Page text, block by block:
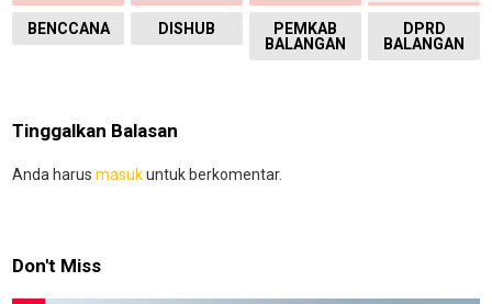
BENCCANA DISHUB
PEMKAB
BALANGAN
DPRD
BALANGAN
Tinggalkan Balasan
Anda harus masukuntuk berkomentar.
Don't Miss